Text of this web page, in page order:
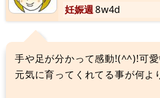
妊娠週8w4d
手や足が分かって感動!(^^)!可愛
元気に育ってくれてる事が何